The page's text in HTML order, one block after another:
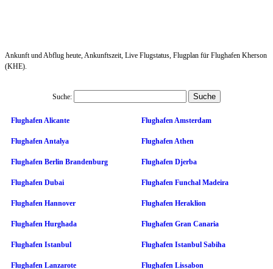
Ankunft und Abflug heute, Ankunftszeit, Live Flugstatus, Flugplan für Flughafen Kherson
(KHE).
Suche:
Flughafen Alicante Flughafen Amsterdam
Flughafen Antalya Flughafen Athen
Flughafen Berlin Brandenburg Flughafen Djerba
Flughafen Dubai Flughafen Funchal Madeira
Flughafen Hannover Flughafen Heraklion
Flughafen Hurghada Flughafen Gran Canaria
Flughafen Istanbul Flughafen Istanbul Sabiha
Flughafen Lanzarote Flughafen Lissabon